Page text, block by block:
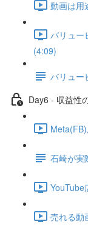
動画は用
バリュー
(4:09)
バリュー
Day6 - 収益性
石崎が実
YouTube
売れる動